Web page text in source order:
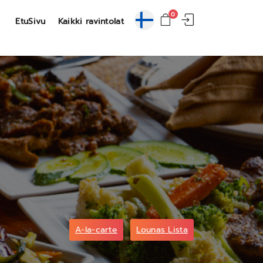
0
EtuSivu Kaikki ravintolat
A-la-carte Lounas Lista